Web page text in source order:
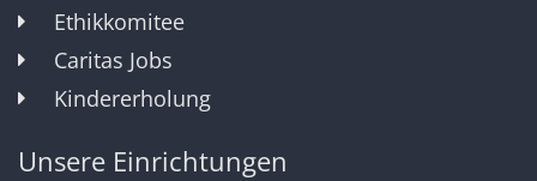
Ethikkomitee
Caritas Jobs
Kindererholung
Unsere Einrichtungen